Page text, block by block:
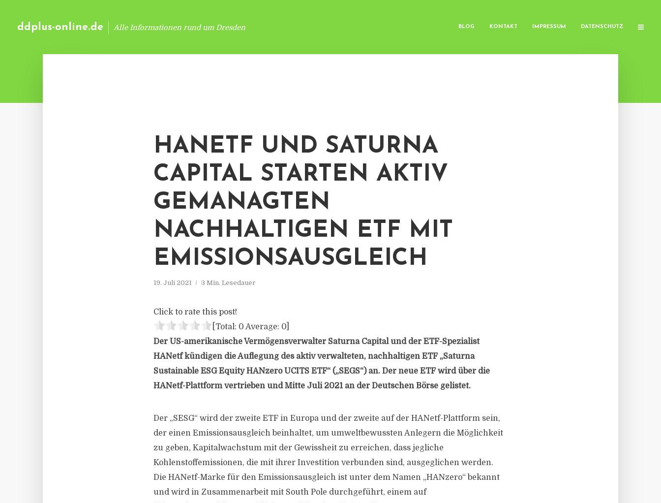
ddplus-online.de Alle Informationen rund um Dresden BLOG KONTAKT IMPRESSUM DATENSCHUTZ
HANETF UND SATURNA
CAPITAL STARTEN AKTIV
GEMANAGTEN
NACHHALTIGEN ETF MIT
EMISSIONSAUSGLEICH
19. Juli 2021 3 Min. Lesedauer
Click to rate this post!
[Total: 0 Average: 0
Der US-amerikanische Vermögensverwalter Saturna Capital und der ETF-Spezialist
HANetf kündigen die Auflegung des aktiv verwalteten, nachhaltigen ETF „Saturna
Sustainable ESG Equity HANzero UCITS ETF“ („SEGS“) an. Der neue ETF wird über die
HANetf-Plattform vertrieben und Mitte Juli 2021 an der Deutschen Börse gelistet.
Der „SESG“ wird der zweite ETF in Europa und der zweite auf der HANetf-Plattform sein,
der einen Emissionsausgleich beinhaltet, um umweltbewussten Anlegern die Möglichkeit
zu geben, Kapitalwachstum mit der Gewissheit zu erreichen, dass jegliche
Kohlenstoffemissionen, die mit ihrer Investition verbunden sind, ausgeglichen werden.
Die HANetf-Marke für den Emissionsausgleich ist unter dem Namen „HANzero“ bekannt
und wird in Zusammenarbeit mit South Pole durchgeführt, einem auf